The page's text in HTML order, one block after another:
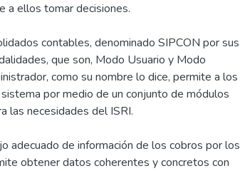
a ellos tomar decisiones.
contables, denominado SIPCON por sus
que son, Modo Usuario y Modo
como su nombre lo dice, permite a los
por medio de un conjunto de módulos
las necesidades del ISRI.
adecuado de información de los cobros por los
obtener datos coherentes y concretos con